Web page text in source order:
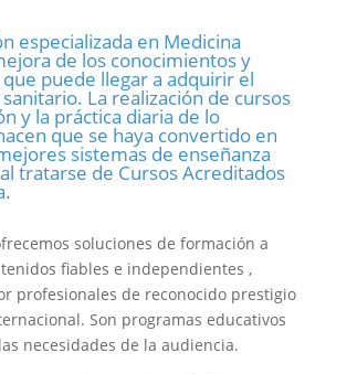
especializada en Medicina
de los conocimientos y
puede llegar a adquirir el
La realización de cursos
y la práctica diaria de lo
que se haya convertido en
sistemas de enseñanza
tratarse de Cursos Acreditados
soluciones de formación a
fiables e independientes ,
profesionales de reconocido prestigio
Son programas educativos
necesidades de la audiencia.